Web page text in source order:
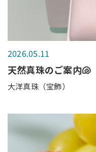
2026.05.11
天然真珠のご案内🐚
大洋真珠（宝飾）